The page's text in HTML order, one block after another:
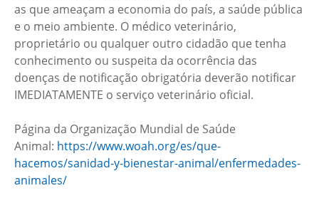
as que ameaçam a economia do país, a saúde pública
e o meio ambiente. O médico veterinário,
proprietário ou qualquer outro cidadão que tenha
conhecimento ou suspeita da ocorrência das
doenças de notificação obrigatória deverão notificar
IMEDIATAMENTE o serviço veterinário oficial.
Página da Organização Mundial de Saúde
Animal: https://www.woah.org/es/que-
hacemos/sanidad-y-bienestar-animal/enfermedades-
animales/